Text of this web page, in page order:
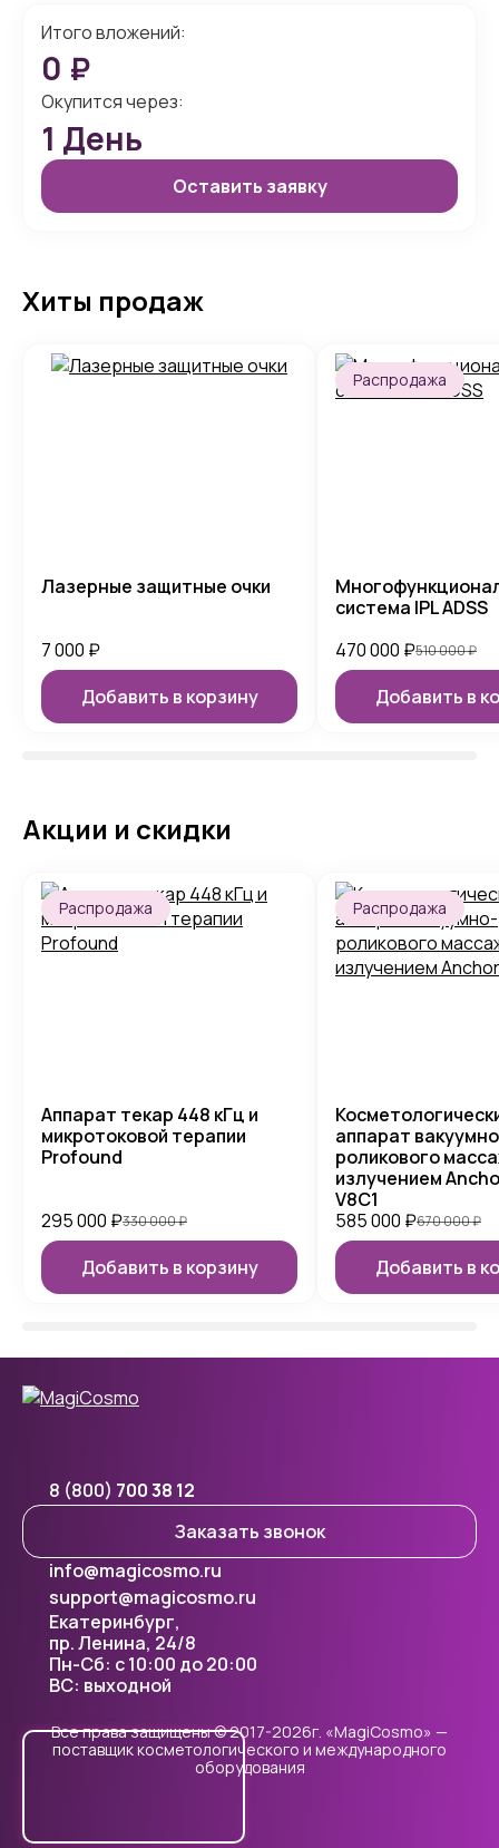
Итого вложений:
0 ₽
Окупится через:
1 День
Оставить заявку
Хиты продаж
Лазерные защитные очки
7 000 ₽
Добавить в корзину
Распродажа
система IPL ADSS
470 000 ₽510 000₽
Добавить в
Акции и скидки
Распродажа
Аппарат текар 448 кГц и
микротоковой терапии
Profound
295 000 ₽330 000₽
Добавить в корзину
Распродажа
аппарат
роликового
излучением
V8C1
585 000 ₽670 000₽
Добавить в
8 (800) 700 38 12
Заказать звонок
Екатеринбург,
пр. Ленина, 24/8
info@magicosmo.ru
support@magicosmo.ru
Пн-Сб: с 10:00 до 20:00
ВС: выходной
Все права защищены © 2017-2026г. «MagiCosmo» —
поставщик косметологического и международного
оборудования